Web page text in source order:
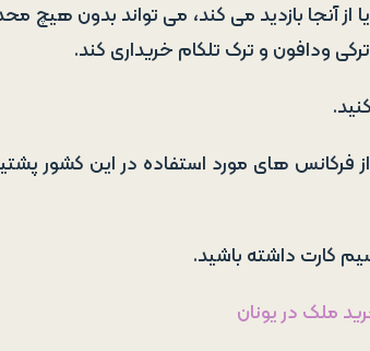
از آنجا بازدید می کند، می تواند بدون هیچ
ودافون و ترک تلکام خریداری کند.
از فرکانس های مورد استفاده در این کشور
کارت داشته باشید.
ملک در یونان